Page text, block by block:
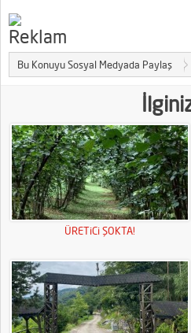
Bu Konuyu Sosyal Medyada Paylaş
ÜRETiCi ŞOKTA!